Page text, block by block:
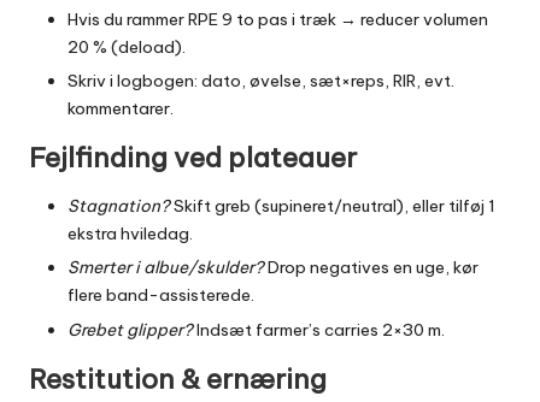
Hvis du rammer RPE 9 to pas i træk → reducer volumen
20 % (deload).
Skriv i logbogen: dato, øvelse, sæt×reps, RIR, evt.
kommentarer.
Fejlfinding ved plateauer
Stagnation?Skift greb (supineret/neutral), eller tilføj 1
ekstra hviledag.
Smerter i albue/skulder?Drop negatives en uge, kør
flere band-assisterede.
Grebet glipper?Indsæt farmer’s carries 2×30 m.
Restitution & ernæring